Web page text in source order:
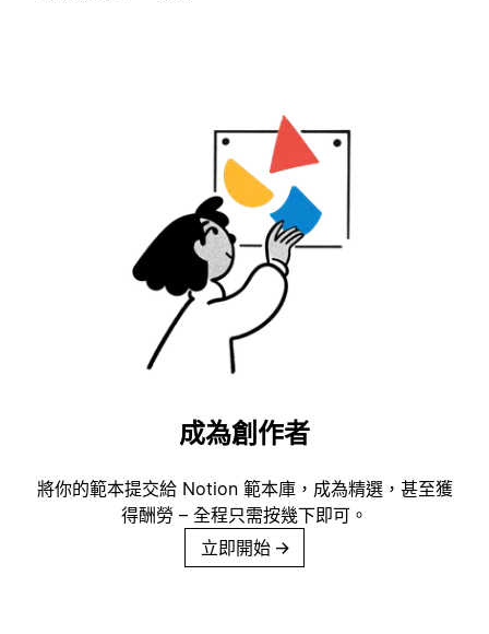
成為創作者
將你的範本提交給 Notion 範本庫，成為精選，甚至獲
得酬勞 – 全程只需按幾下即可。
立即開始 →